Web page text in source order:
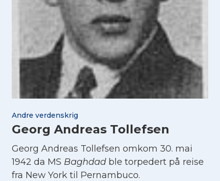
Andre verdenskrig
Georg Andreas Tollefsen
Georg Andreas Tollefsen omkom 30. mai
1942 da MS Baghdad ble torpedert på reise
fra New York til Pernambuco.